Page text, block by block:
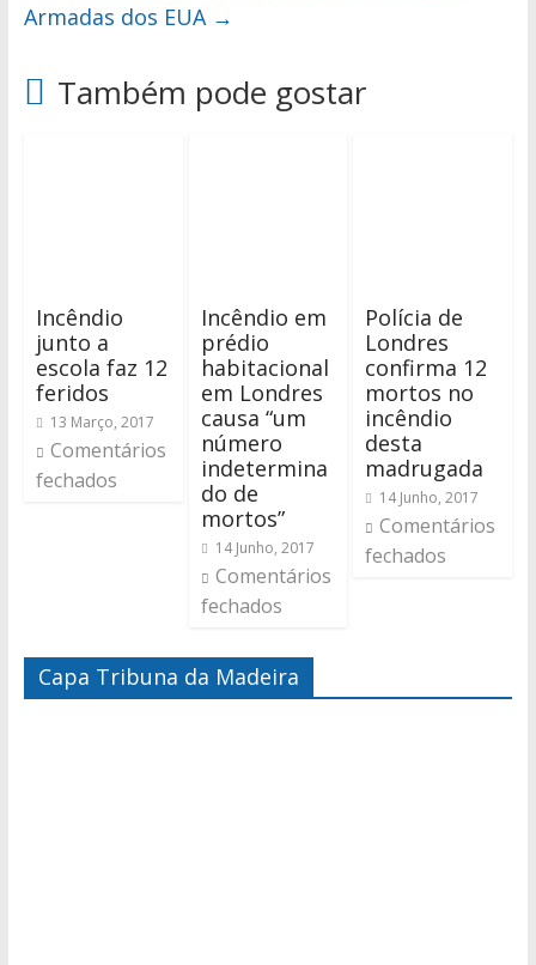
Armadas dos EUA →
Também pode gostar
Incêndio
junto a
escola faz 12
feridos
13 Março, 2017
Comentários
fechados
Incêndio em
prédio
habitacional
em Londres
causa “um
número
indetermina
do de
mortos”
14 Junho, 2017
Comentários
fechados
Polícia de
Londres
confirma 12
mortos no
incêndio
desta
madrugada
14 Junho, 2017
Comentários
fechados
Capa Tribuna da Madeira